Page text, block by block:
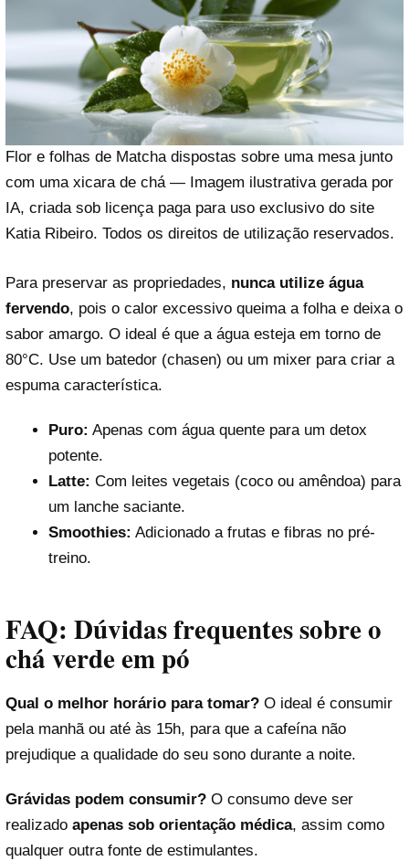
Flor e folhas de Matcha dispostas sobre uma mesa junto
com uma xicara de chá — Imagem ilustrativa gerada por
IA, criada sob licença paga para uso exclusivo do site
Katia Ribeiro. Todos os direitos de utilização reservados.
Para preservar as propriedades, nunca utilize água
fervendo, pois o calor excessivo queima a folha e deixa o
sabor amargo. O ideal é que a água esteja em torno de
80°C. Use um batedor (chasen) ou um mixer para criar a
espuma característica.
Puro: Apenas com água quente para um detox
potente.
Latte: Com leites vegetais (coco ou amêndoa) para
um lanche saciante.
Smoothies: Adicionado a frutas e fibras no pré-
treino.
FAQ: Dúvidas frequentes sobre o
chá verde em pó
Qual o melhor horário para tomar? O ideal é consumir
pela manhã ou até às 15h, para que a cafeína não
prejudique a qualidade do seu sono durante a noite.
Grávidas podem consumir? O consumo deve ser
realizado apenas sob orientação médica, assim como
qualquer outra fonte de estimulantes.